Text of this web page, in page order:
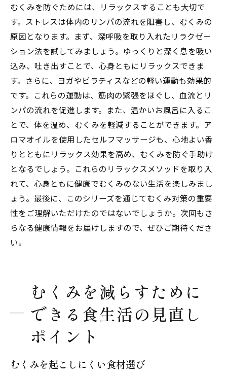
むくみを防ぐためには、リラックスすることも大切で
す。ストレスは体内のリンパの流れを阻害し、むくみの
原因となります。まず、深呼吸を取り入れたリラクゼー
ション法を試してみましょう。ゆっくりと深く息を吸い
込み、吐き出すことで、心身ともにリラックスできま
す。さらに、ヨガやピラティスなどの軽い運動も効果的
です。これらの運動は、筋肉の緊張をほぐし、血流とリ
ンパの流れを促進します。また、温かいお風呂に入るこ
とで、体を温め、むくみを軽減することができます。ア
ロマオイルを使用したセルフマッサージも、心地よい香
りとともにリラックス効果を高め、むくみを防ぐ手助け
となるでしょう。これらのリラックスメソッドを取り入
れて、心身ともに健康でむくみのない生活を楽しみまし
ょう。最後に、このシリーズを通じてむくみ対策の重要
性をご理解いただけたのではないでしょうか。次回もさ
らなる健康情報をお届けしますので、ぜひご期待くださ
い。
むくみを減らすために
できる食生活の見直し
ポイント
むくみを起こしにくい食材選び